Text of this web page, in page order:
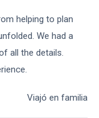
helping to plan
We had a
all the details.
Viajó en familia